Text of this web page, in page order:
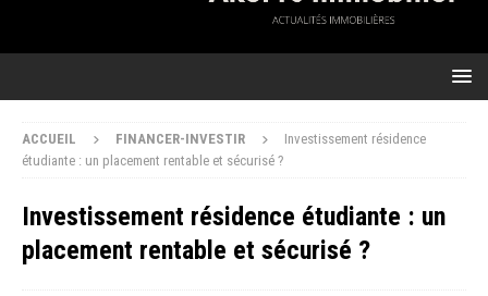
ACCUEIL FINANCER-INVESTIR
Investissement résidence
étudiante : un placement rentable et sécurisé ?
Investissement résidence étudiante : un
placement rentable et sécurisé ?